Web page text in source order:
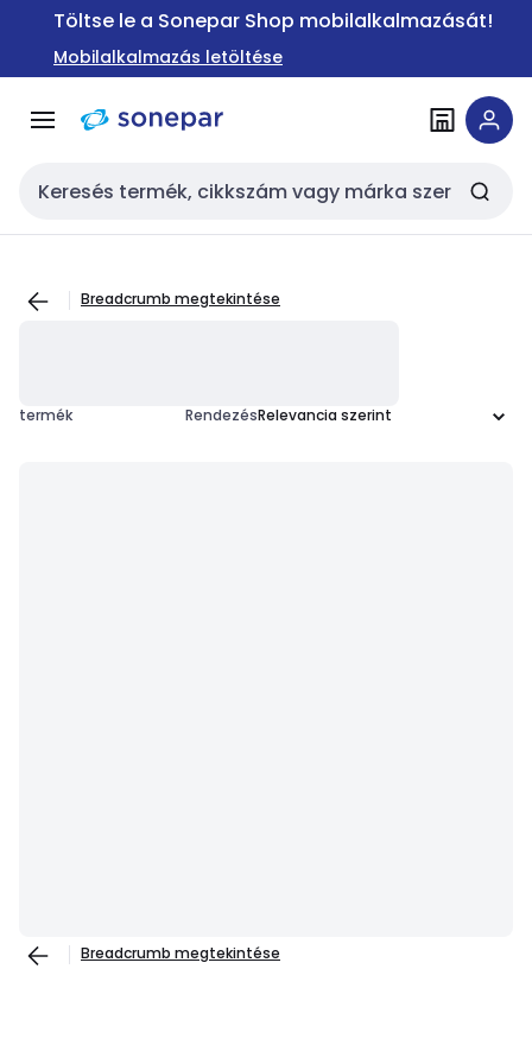
Ugrás a
Ugrás a
tartalomra
Töltse le a Sonepar Shop mobilalkalmazását!
Mobilalkalmazás letöltése
Keresési bemenet
Breadcrumb megtekintése
termék Rendezés
Breadcrumb megtekintése